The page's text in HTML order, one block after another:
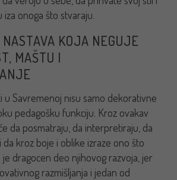
onoga što stvaraju.
KOJA NEGUJE
MAŠTU I
u Savremenoj nisu samo dekorativne
pedagošku funkciju. Kroz ovakav
da posmatraju, da interpretiraju, da
kroz boje i oblike izraze ono što
je dragocen deo njihovog razvoja, jer
razmišljanja i jedan od